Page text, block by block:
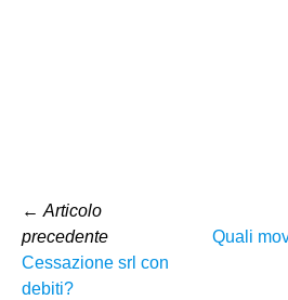
← Articolo
precedente
Cessazione srl con
debiti?
Quali